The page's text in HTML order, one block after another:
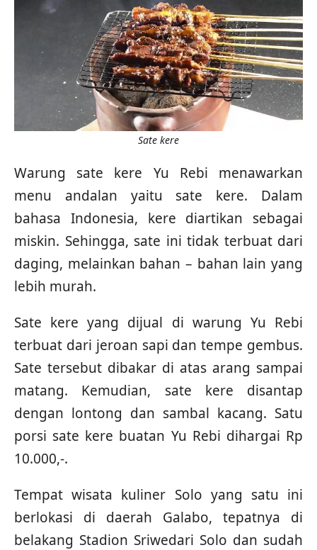
Sate kere
Warung sate kere Yu Rebi menawarkan
menu andalan yaitu sate kere. Dalam
bahasa Indonesia, kere diartikan sebagai
miskin. Sehingga, sate ini tidak terbuat dari
daging, melainkan bahan – bahan lain yang
lebih murah.
Sate kere yang dijual di warung Yu Rebi
terbuat dari jeroan sapi dan tempe gembus.
Sate tersebut dibakar di atas arang sampai
matang. Kemudian, sate kere disantap
dengan lontong dan sambal kacang. Satu
porsi sate kere buatan Yu Rebi dihargai Rp
10.000,-.
Tempat wisata kuliner Solo yang satu ini
berlokasi di daerah Galabo, tepatnya di
belakang Stadion Sriwedari Solo dan sudah